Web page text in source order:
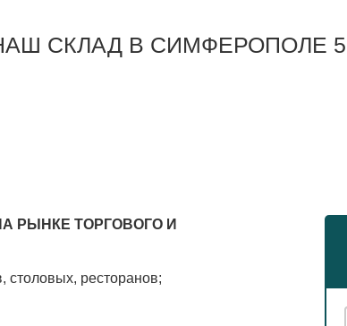
СКЛАД В СИМФЕРОПОЛЕ
РЫНКЕ ТОРГОВОГО И
столовых, ресторанов;